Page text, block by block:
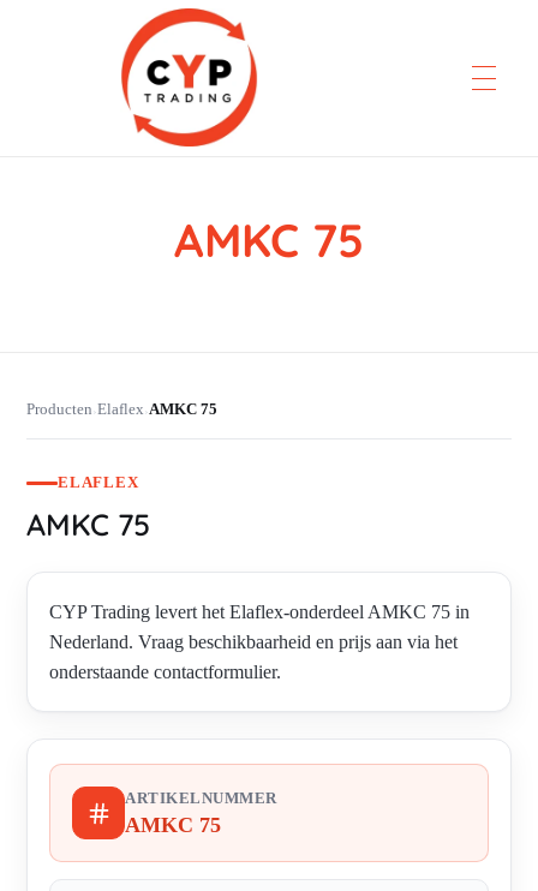
AMKC 75
Producten›Elaflex›AMKC 75
ELAFLEX
AMKC 75
CYP Trading levert het Elaflex-onderdeel AMKC 75 in
Nederland. Vraag beschikbaarheid en prijs aan via het
onderstaande contactformulier.
ARTIKELNUMMER
AMKC 75